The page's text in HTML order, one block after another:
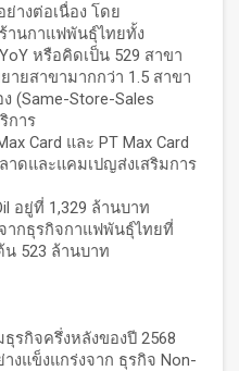
างต่อเนื่อง โดย
านกาแฟพันธุ์ไทยทั้ง
หรือคิดเป็น 529 สาขา
ยสาขามากกว่า 1.5 สาขา
(Same-Store-Sales
การ
Card และ PT Max Card
ดและแคมเปญส่งเสริมการ
อยู่ที่ 1,329 ล้านบาท
ากธุรกิจกาแฟพันธุ์ไทยที่
523 ล้านบาท
รกิจครึ่งหลังของปี 2568
งแข็งแกร่งจาก ธุรกิจ Non-